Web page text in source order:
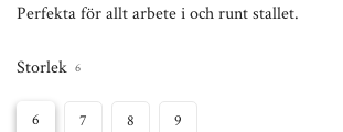
Perfekta för allt arbete i och runt stallet.
Storlek 6
6 7 8 9